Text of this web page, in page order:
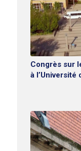
Congrès sur
à l’Université